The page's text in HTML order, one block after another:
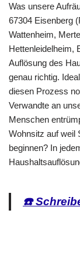
Was unsere
67304 Eisenberg
Wattenheim,
Hettenleidelheim,
Auflösung des
genau richtig.
diesen Prozess
Verwandte an
Menschen
Wohnsitz auf weil
beginnen? In
☎️